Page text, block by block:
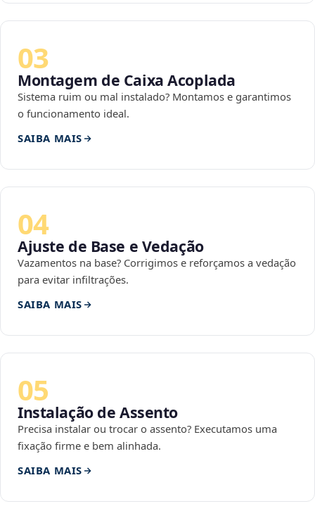
03
Montagem de Caixa Acoplada
Sistema ruim ou mal instalado? Montamos e garantimos
o funcionamento ideal.
SAIBA MAIS
04
Ajuste de Base e Vedação
Vazamentos na base? Corrigimos e reforçamos a vedação
para evitar infiltrações.
SAIBA MAIS
05
Instalação de Assento
Precisa instalar ou trocar o assento? Executamos uma
fixação firme e bem alinhada.
SAIBA MAIS